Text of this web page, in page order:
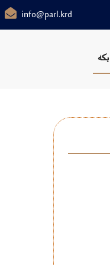
info@parl.krd